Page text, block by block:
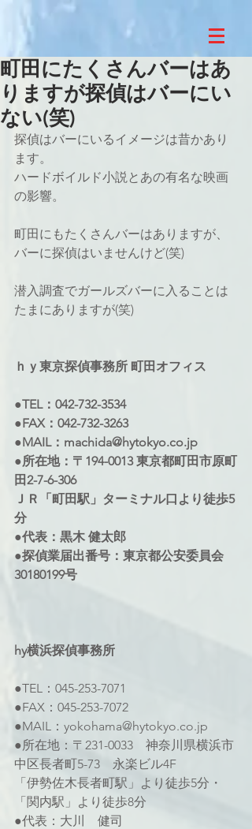
町田にたくさんバーはあ
りますが探偵はバーにい
ない(笑)
探偵はバーにいるイメージは昔かあり
ます。
ハードボイルド小説とあの有名な映画
の影響。
町田にもたくさんバーはありますが、
バーに探偵はいませんけど(笑)
潜入調査でガールズバーに入ることは
たまにありますが(笑)
ｈｙ東京探偵事務所 町田オフィス
●TEL：042-732-3534
●FAX：042-732-3263
●MAIL：machida@hytokyo.co.jp
●所在地：〒194-0013 東京都町田市原町
田2-7-6-306
ＪＲ「町田駅」ターミナル口より徒歩5
分
●代表：黒木 健太郎
●探偵業届出番号：東京都公安委員会
30180199号
hy横浜探偵事務所
●TEL：045-253-7071
●FAX：045-253-7072
●MAIL：yokohama@hytokyo.co.jp
●所在地：〒231-0033　神奈川県横浜市
中区長者町5-73　永楽ビル4F
「伊勢佐木長者町駅」より徒歩5分・
「関内駅」より徒歩8分
●代表：大川　健司